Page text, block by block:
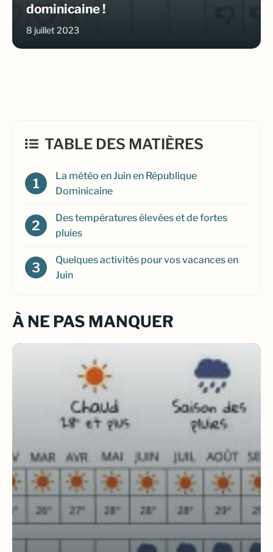
dominicaine !
8 juillet 2023
TABLE DES MATIÈRES
La météo en Juin en République
Dominicaine
Des températures élevées et de fortes
pluies
Quelques activités pour vos vacances en
Juin
À NE PAS MANQUER